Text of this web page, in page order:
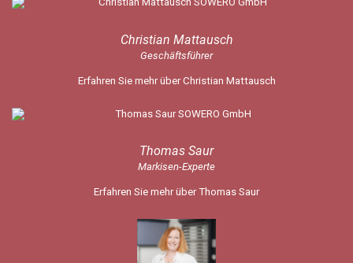
Christian Mattausch
Geschäftsführer
Erfahren Sie mehr über Christian Mattausch
Thomas Saur
Markisen-Experte
Erfahren Sie mehr über Thomas Saur